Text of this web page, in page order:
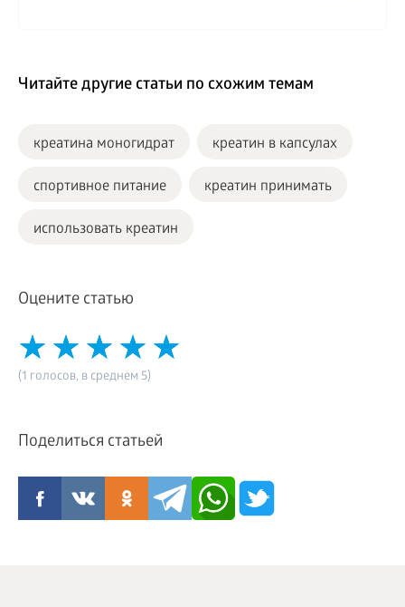
Читайте другие статьи по схожим темам
креатина моногидрат креатин в капсулах
спортивное питание креатин принимать
использовать креатин
Оцените статью
(1 голосов, в среднем 5)
Поделиться статьей